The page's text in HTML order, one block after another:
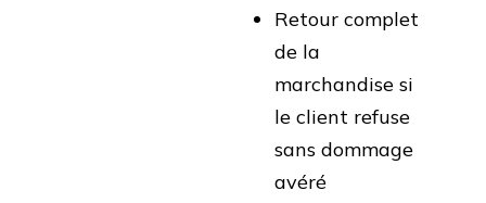
Retour complet
de la
marchandise si
le client refuse
sans dommage
avéré